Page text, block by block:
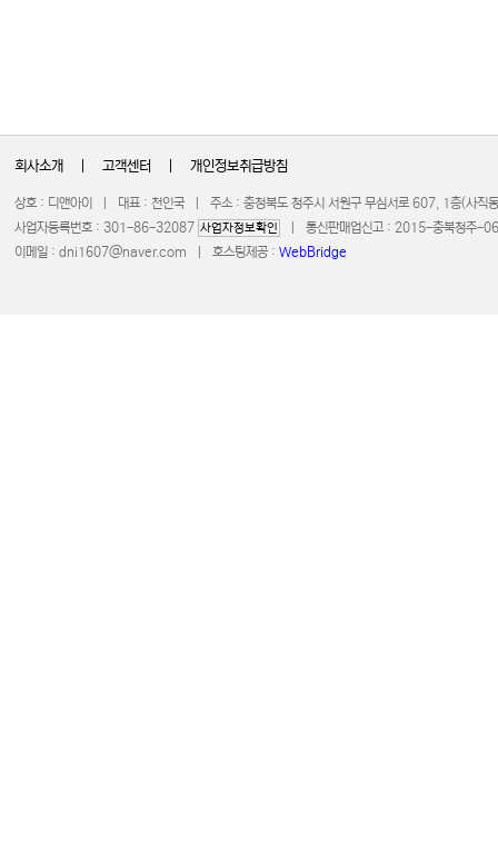
회사소개 고객센터 개인정보취급방침
상호 : 디앤아이 | 대표 : 천인국 | 주소 : 충청북도 청주시 서원구 무심서로 607, 1층(사직
사업자등록번호 : 301-86-32087 사업자정보확인
| 통신판매업신고 : 2015-충북청
이메일 : dni1607@naver.com | 호스팅제공 : WebBridge